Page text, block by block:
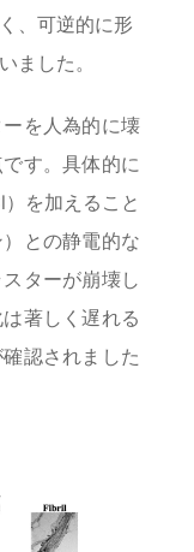
、可逆的に形
ました。
を人為的に壊
す。具体的に
を加えること
との静電的な
ターが崩壊し
著しく遅れる
認されました